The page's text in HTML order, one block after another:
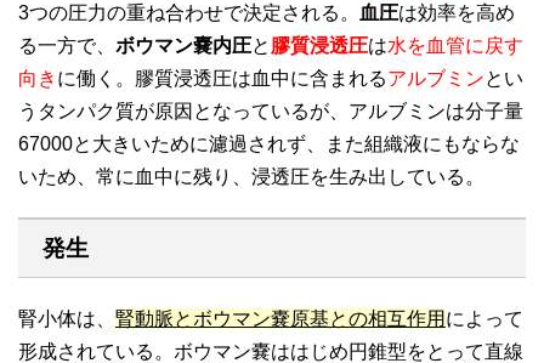
3つの圧力の重ね合わせで決定される。
血圧は効率を高め
る一方で、 ボウマン嚢内圧と 膠質浸透圧は水を血管に戻す
向き に働く。膠質浸透圧は血中に含まれるアルブミンとい
うタンパク質が原因となっているが、アルブミンは分子量
67000と大きいために濾過されず、また組織液にもならな
いため、常に血中に残り、浸透圧を生み出している。
発生
腎小体は、 腎動脈とボウマン嚢原基との相互作用 によって
形成されている。ボウマン嚢ははじめ円錐型をとって直線